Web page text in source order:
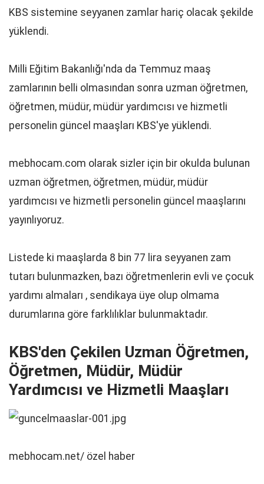
KBS sistemine seyyanen zamlar hariç olacak şekilde
yüklendi.
Milli Eğitim Bakanlığı'nda da Temmuz maaş
zamlarının belli olmasından sonra uzman öğretmen,
öğretmen, müdür, müdür yardımcısı ve hizmetli
personelin güncel maaşları KBS'ye yüklendi.
mebhocam.com olarak sizler için bir okulda bulunan
uzman öğretmen, öğretmen, müdür, müdür
yardımcısı ve hizmetli personelin güncel maaşlarını
yayınlıyoruz.
Listede ki maaşlarda 8 bin 77 lira seyyanen zam
tutarı bulunmazken, bazı öğretmenlerin evli ve çocuk
yardımı almaları , sendikaya üye olup olmama
durumlarına göre farklılıklar bulunmaktadır.
KBS'den Çekilen Uzman Öğretmen,
Öğretmen, Müdür, Müdür
Yardımcısı ve Hizmetli Maaşları
mebhocam.net/ özel haber